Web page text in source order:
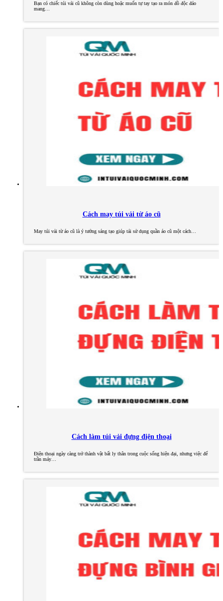
Bạn có chiếc túi vải cũ không còn dùng hoặc muốn tự tay tạo ra món đồ độc đáo
mang…
Cách may túi vải từ áo cũ
May túi vải từ áo cũ là ý tưởng sáng tạo giúp tái sử dụng quần áo cũ một cách…
Cách làm túi vải đựng điện thoại
Điện thoại ngày càng trở thành vật bất ly thân trong cuộc sống hiện đại, nhưng việc để
trần máy…